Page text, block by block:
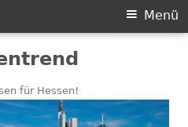
für Hessen!
Menü